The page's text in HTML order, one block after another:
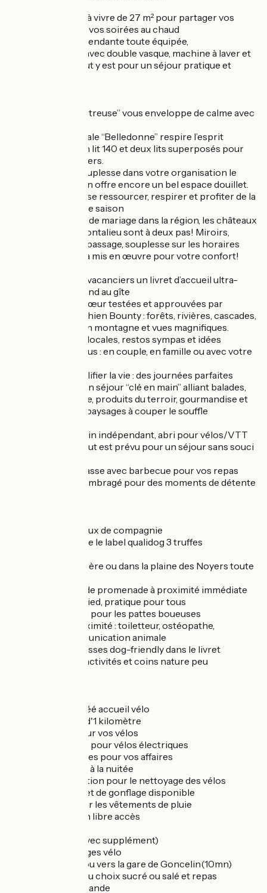
une grande pièce à vivre de 27 m² pour partager vos
repas, vos rires et vos soirées au chaud
Une cuisine indépendante toute équipée,
Une salle de bain avec double vasque, machine à laver et
WC séparés — tout y est pour un séjour pratique et
La chambre “Chartreuse” vous enveloppe de calme avec
La chambre familiale “Belledonne” respire l’esprit
montagne avec un lit 140 et deux lits superposés pour
les petits aventuriers.
Et pour plus de souplesse dans votre organisation le
canapé-lit du salon offre encore un bel espace douillet.
Un lieu idéal pour se ressourcer, respirer et profiter de la
montagne en toute saison
Et pour les invités de mariage dans la région, les châteaux
du Touvet et de Montalieu sont à deux pas! Miroirs,
équipement de repassage, souplesse sur les horaires
d'arrivée, tout sera mis en œuvre pour votre confort!
A disposition des vacanciers un livret d’accueil ultra-
complet vous attend au gîte
Balades coup de cœur testées et approuvées par
Christine et son chien Bounty : forêts, rivières, cascades,
lacs, randonnée en montagne et vues magnifiques.
Bonnes adresses locales, restos sympas et idées
d’activités pour tous : en couple, en famille ou avec votre
Et pour vous simplifier la vie : des journées parfaites
proposées pour un séjour “clé en main” alliant balades,
nature, découverte, produits du terroir, gourmandise et
détente dans des paysages à couper le souffle
Parking privé, jardin indépendant, abri pour vélos/VTT
et local à skis — tout est prévu pour un séjour sans souci
Profitez de la terrasse avec barbecue pour vos repas
d’été et du jardin ombragé pour des moments de détente
Accueil des animaux de compagnie
Notre gîte possède le label qualidog 3 truffes
Balades vers la rivière ou dans la plaine des Noyers toute
Forêt et sentiers de promenade à proximité immédiate
Maison de plain-pied, pratique pour tous
Jet d’eau extérieur pour les pattes boueuses
Prestations à proximité : toiletteur, ostéopathe,
vétérinaire, communication animale
Nombreuses adresses dog-friendly dans le livret
d’accueil : restos, activités et coins nature peu
Notre gîte est agréé accueil vélo
Belle Via à moins d'1 kilomètre
Local sécurisé pour vos vélos
Recharge gratuite pour vélos électriques
Consignes gratuites pour vos affaires
Location possible à la nuitée
Jet d’eau à disposition pour le nettoyage des vélos
Kit de réparation et de gonflage disponible
Fil d’étendage pour les vêtements de pluie
Machine à laver en libre accès
Les autres plus (avec supplément)
Transfert de bagages vélo
Transfert depuis ou vers la gare de Goncelin(10mn)
Petits déjeuners au choix sucré ou salé et repas
possibles sur demande